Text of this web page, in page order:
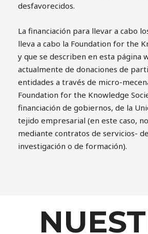
desfavorecidos.
La financiación para llevar a cabo
lleva a cabo la Foundation for the
y que se describen en esta página
actualmente de donaciones de
entidades a través de micro-
Foundation for the Knowledge
financiación de gobiernos, de la
tejido empresarial (en este caso,
mediante contratos de servicios-
investigación o de formación).